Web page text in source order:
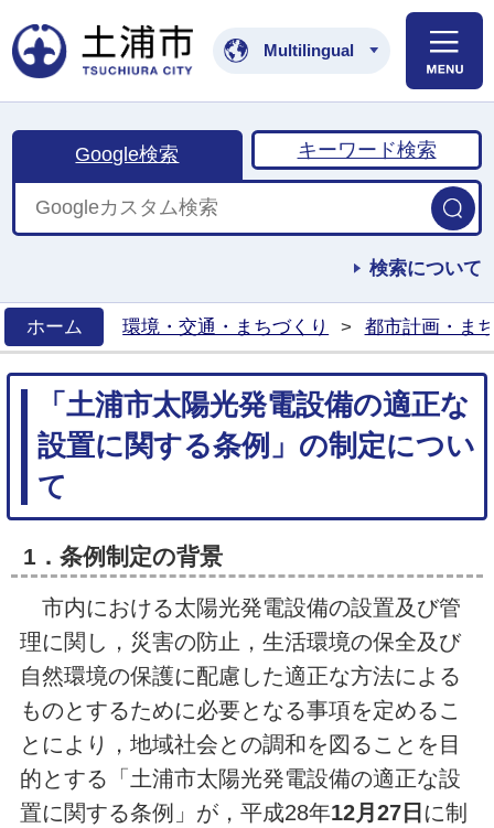
土浦市公式ホームペ
Multilingual
Google検索 キーワード検索
検索について
ホーム
環境・交通・まちづくり > 都市計画・ま
「土浦市太陽光発電設備の適正な
設置に関する条例」の制定につい
て
1．条例制定の背景
市内における太陽光発電設備の設置及び管
理に関し，災害の防止，生活環境の保全及び
自然環境の保護に配慮した適正な方法による
ものとするために必要となる事項を定めるこ
とにより，地域社会との調和を図ることを目
的とする「土浦市太陽光発電設備の適正な設
置に関する条例」が，平成28年12月27日 に制